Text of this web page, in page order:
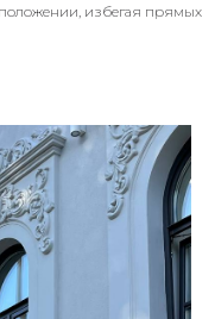
избегая прямых